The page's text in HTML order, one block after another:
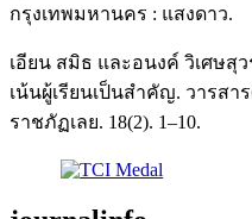
กรุงเทพมหานคร : แสงดาว.
เอียน สมิธ และอนงค์ วิเศษสุ
เน้นผู้เรียนเป็นสำคัญ. วารส
ราชภัฏเลย. 18(2). 1–10.